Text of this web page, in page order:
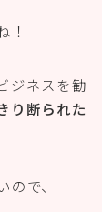
！
ジネスを勧
り断られた
ので、